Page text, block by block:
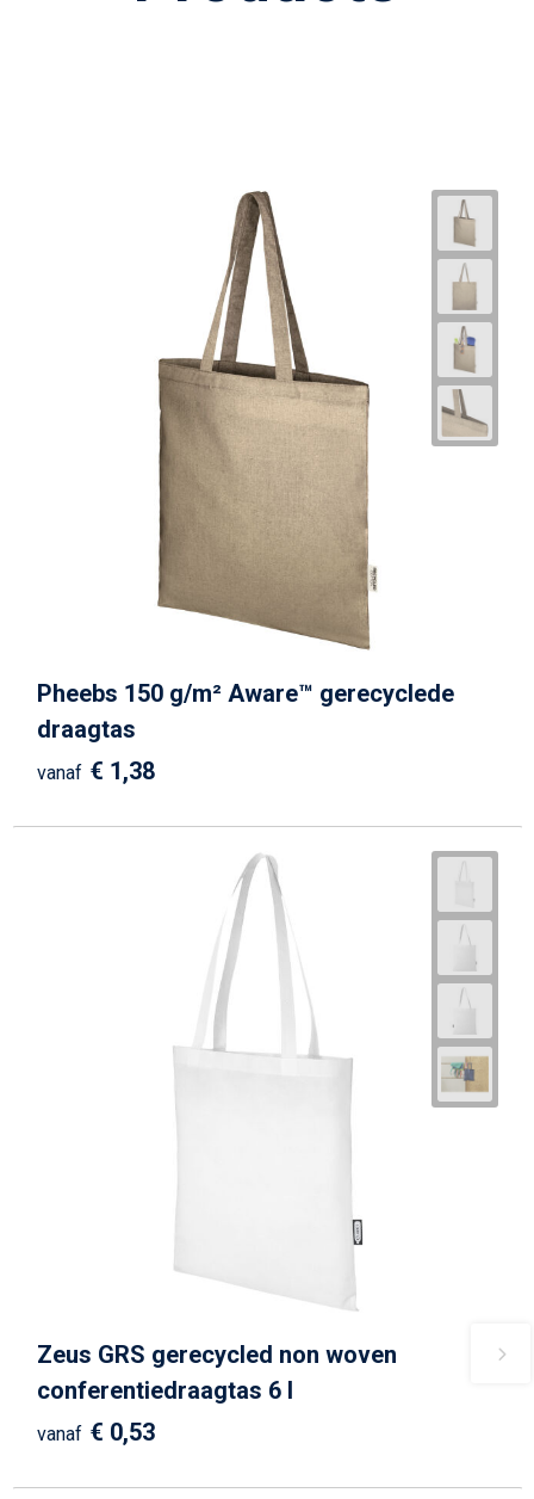
Pheebs 150 g/m² Aware™ gerecyclede
draagtas
vanaf € 1,38
Zeus GRS gerecycled non woven
conferentiedraagtas 6 l
vanaf € 0,53